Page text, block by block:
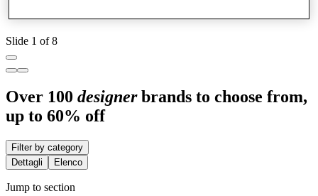
Slide 1 of 8
Over 100 designerbrands to choose from,
up to 60% off
Filter by category
Dettagli
Elenco
Jump to section